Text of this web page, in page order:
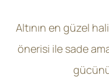
Altının en güzel
önerisi ile sade